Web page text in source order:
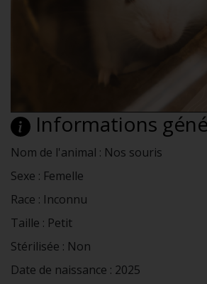
Informations
Nom de l'animal : Nos souris
Sexe : Femelle
Race : Inconnu
Taille : Petit
Stérilisée : Non
Date de naissance : 2025